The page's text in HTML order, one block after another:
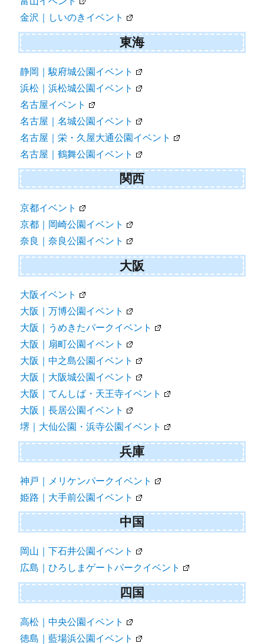
金沢｜しいのきイベント
東海
静岡｜駿府城公園イベント
浜松｜浜松城公園イベント
名古屋イベント
名古屋｜名城公園イベント
名古屋｜栄・久屋大通公園イベント
名古屋｜鶴舞公園イベント
関西
京都イベント
京都｜岡崎公園イベント
奈良｜奈良公園イベント
大阪
大阪イベント
大阪｜万博公園イベント
大阪｜うめきたパークイベント
大阪｜扇町公園イベント
大阪｜中之島公園イベント
大阪｜大阪城公園イベント
大阪｜てんしば・天王寺イベント
大阪｜長居公園イベント
堺｜大仙公園・浜寺公園イベント
兵庫
神戸｜メリケンパークイベント
姫路｜大手前公園イベント
中国
岡山｜下石井公園イベント
広島｜ひろしまゲートパークイベント
四国
高松｜中央公園イベント
徳島｜藍場浜公園イベント